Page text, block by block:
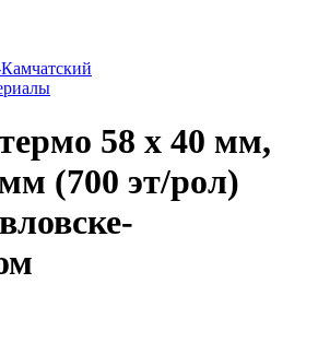
58 х 40 мм,
(700 эт/рол)